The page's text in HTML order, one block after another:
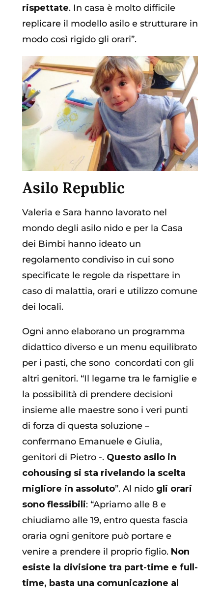
rispettate. In casa è molto difficile
replicare il modello asilo e strutturare in
modo così rigido gli orari”.
Asilo Republic
Valeria e Sara hanno lavorato nel
mondo degli asilo nido e per la Casa
dei Bimbi hanno ideato un
regolamento condiviso in cui sono
specificate le regole da rispettare in
caso di malattia, orari e utilizzo comune
dei locali.
Ogni anno elaborano un programma
didattico diverso e un menu equilibrato
per i pasti, che sono concordati con gli
altri genitori. “Il legame tra le famiglie e
la possibilità di prendere decisioni
insieme alle maestre sono i veri punti
di forza di questa soluzione –
confermano Emanuele e Giulia,
genitori di Pietro -. Questo asilo in
cohousing si sta rivelando la scelta
migliore in assoluto”. Al nido gli orari
sono flessibili: “Apriamo alle 8 e
chiudiamo alle 19, entro questa fascia
oraria ogni genitore può portare e
venire a prendere il proprio figlio. Non
esiste la divisione tra part-time e full-
time, basta una comunicazione al